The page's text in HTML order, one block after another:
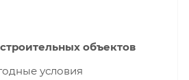
объектов
условия